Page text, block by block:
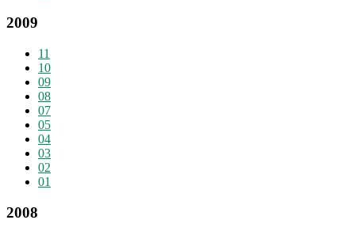
2009
11
10
09
08
07
05
04
03
02
01
2008